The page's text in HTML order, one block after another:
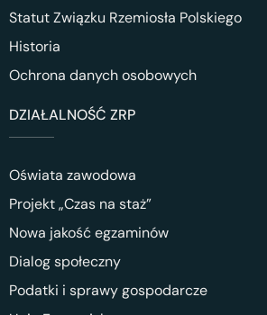
Statut Związku Rzemiosła Polskiego
Historia
Ochrona danych osobowych
DZIAŁALNOŚĆ ZRP
Oświata zawodowa
Projekt „Czas na staż”
Nowa jakość egzaminów
Dialog społeczny
Podatki i sprawy gospodarcze